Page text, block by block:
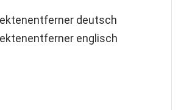
deutsch
englisch